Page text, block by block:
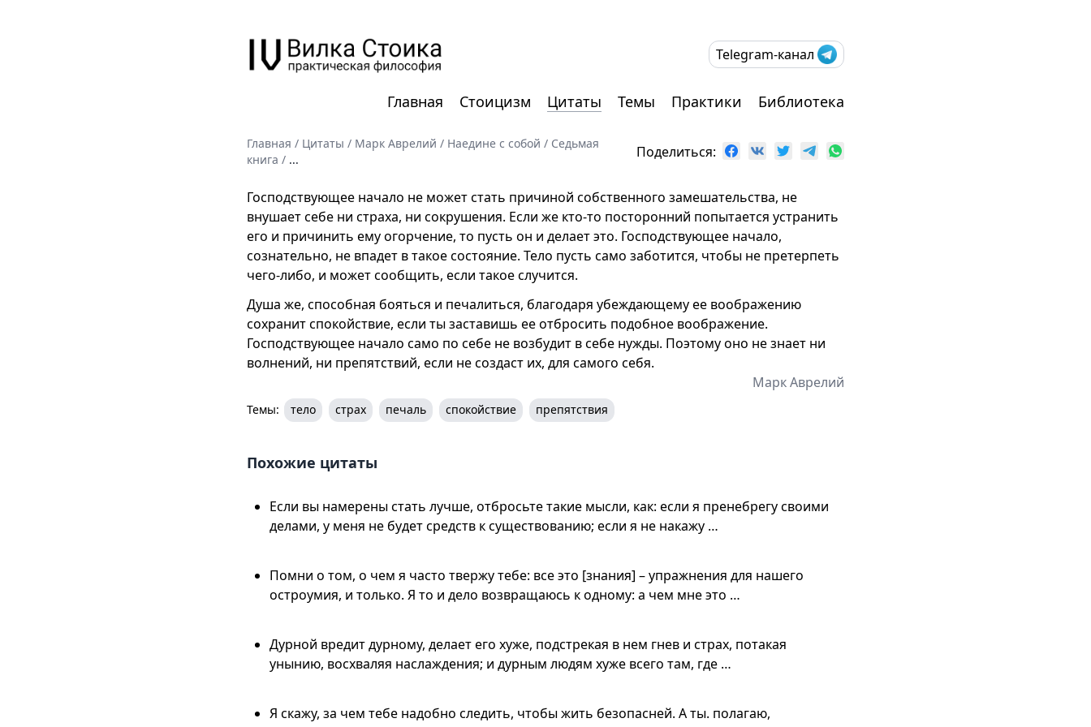
Telegram-канал
Главная Стоицизм Цитаты Темы Практики Библиотека
Главная / Цитаты / Марк Аврелий / Наедине с собой / Седьмая
книга / ... Поделиться:
Господствующее начало не может стать причиной собственного замешательства, не
внушает себе ни страха, ни сокрушения. Если же кто-то посторонний попытается устранить
его и причинить ему огорчение, то пусть он и делает это. Господствующее начало,
сознательно, не впадет в такое состояние. Тело пусть само заботится, чтобы не претерпеть
чего-либо, и может сообщить, если такое случится.
Душа же, способная бояться и печалиться, благодаря убеждающему ее воображению
сохранит спокойствие, если ты заставишь ее отбросить подобное воображение.
Господствующее начало само по себе не возбудит в себе нужды. Поэтому оно не знает ни
волнений, ни препятствий, если не создаст их, для самого себя.
Марк Аврелий
Темы: тело страх печаль спокойствие препятствия
Похожие цитаты
Если вы намерены стать лучше, отбросьте такие мысли, как: если я пренебрегу своими
делами, у меня не будет средств к существованию; если я не накажу …
Помни о том, о чем я часто твержу тебе: все это [знания] – упражнения для нашего
остроумия, и только. Я то и дело возвращаюсь к одному: а чем мне это …
Дурной вредит дурному, делает его хуже, подстрекая в нем гнев и страх, потакая
унынию, восхваляя наслаждения; и дурным людям хуже всего там, где …
Я скажу, за чем тебе надобно следить, чтобы жить безопасней. А ты. полагаю,